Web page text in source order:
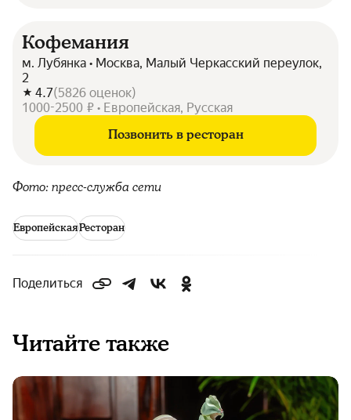
Кофемания
м. Лубянка • Москва, Малый Черкасский переулок,
2
4.7(5826 оценок)
1000-2500 ₽ • Европейская, Русская
Позвонить в ресторан
Фото: пресс-служба сети
ЕвропейскаяРесторан
Поделиться
Читайте также